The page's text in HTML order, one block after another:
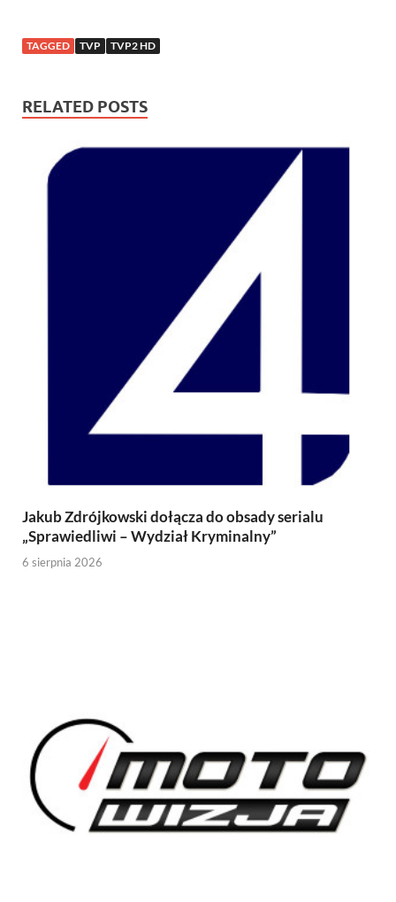
TAGGED TVP TVP2 HD
RELATED POSTS
Jakub Zdrójkowski dołącza do obsady serialu
„Sprawiedliwi – Wydział Kryminalny”
6 sierpnia 2026